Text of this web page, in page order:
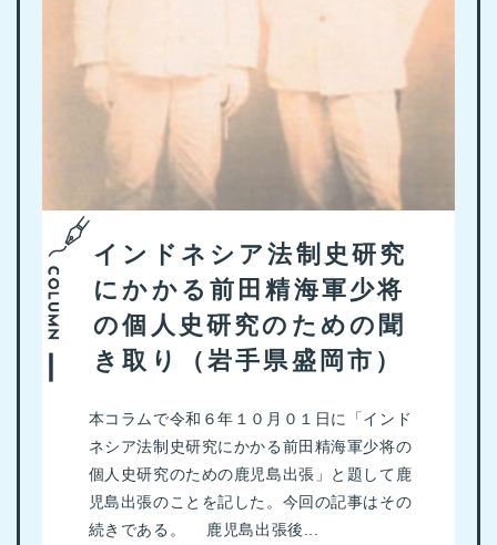
インドネシア法制史研究
にかかる前田精海軍少将
の個人史研究のための聞
き取り（岩手県盛岡市）
本コラムで令和６年１０月０１日に「インド
ネシア法制史研究にかかる前田精海軍少将の
個人史研究のための鹿児島出張」と題して鹿
児島出張のことを記した。今回の記事はその
続きである。 鹿児島出張後...